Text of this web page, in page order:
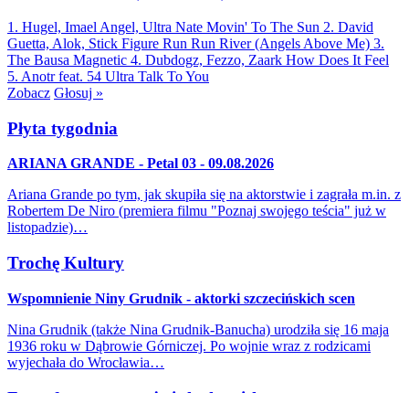
1. Hugel, Imael Angel, Ultra Nate Movin' To The Sun 2. David
Guetta, Alok, Stick Figure Run Run River (Angels Above Me) 3.
The Bausa Magnetic 4. Dubdogz, Fezzo, Zaark How Does It Feel
5. Anotr feat. 54 Ultra Talk To You
Zobacz Głosuj »
Płyta tygodnia
ARIANA GRANDE - Petal 03 - 09.08.2026
Ariana Grande po tym, jak skupiła się na aktorstwie i zagrała m.in. z
Robertem De Niro (premiera filmu "Poznaj swojego teścia" już w
listopadzie)…
Trochę Kultury
Wspomnienie Niny Grudnik - aktorki szczecińskich scen
Nina Grudnik (także Nina Grudnik-Banucha) urodziła się 16 maja
1936 roku w Dąbrowie Górniczej. Po wojnie wraz z rodzicami
wyjechała do Wrocławia…